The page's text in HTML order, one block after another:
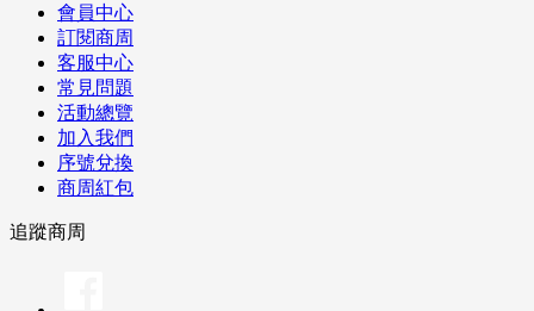
會員中心
訂閱商周
客服中心
常見問題
活動總覽
加入我們
序號兌換
商周紅包
追蹤商周